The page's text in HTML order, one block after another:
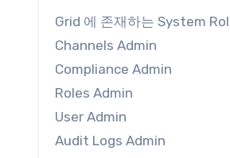
Grid 에 존재하는 System
Channels Admin
Compliance Admin
Roles Admin
User Admin
Audit Logs Admin